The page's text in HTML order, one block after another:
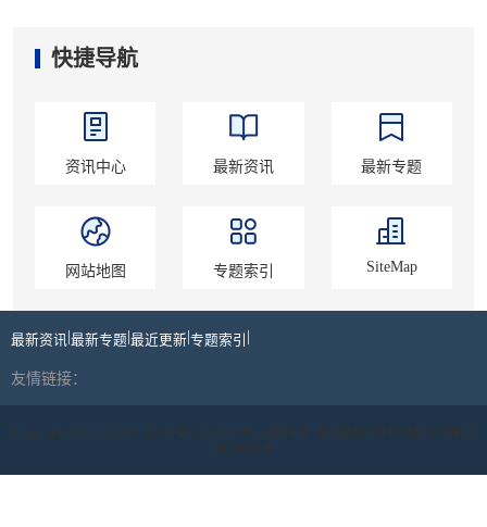
快捷导航
资讯中心 最新资讯 最新专题
网站地图 专题索引 SiteMap
最新资讯 |最新专题|最近更新|专题索引 |
友情链接：